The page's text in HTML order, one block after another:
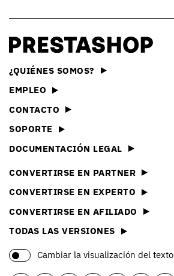
¿QUIÉNES SOMOS?
EMPLEO
CONTACTO
SOPORTE
DOCUMENTACIÓN LEGAL
CONVERTIRSE EN PARTNER
CONVERTIRSE EN EXPERTO
CONVERTIRSE EN AFILIADO
TODAS LAS VERSIONES
Cambiar la visualización del texto